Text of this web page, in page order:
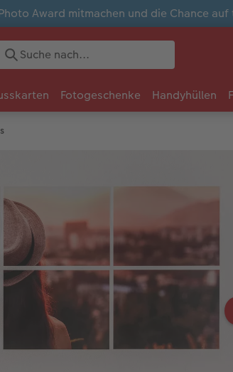
Award mitmachen und die Chance
Fotogeschenke Handyhüllen